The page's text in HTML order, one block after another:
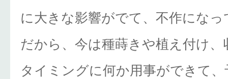
に大きな影響がでて、不作にな
だから、今は種蒔きや植え付け、
タイミングに何か用事ができて